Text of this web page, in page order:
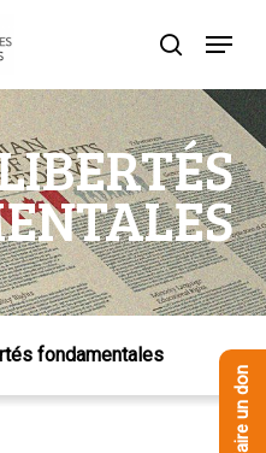
recherche
Menu
fondamentales
Menu
Faire un don